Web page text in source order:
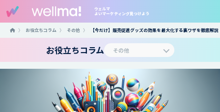
ウェルマ
よいマーケティング見つけよう
〉 お役立ちコラム 〉 その他 〉 【今だけ】販売促進グッズの効果を最大化する裏ワザを徹底解説
お役立ちコラム